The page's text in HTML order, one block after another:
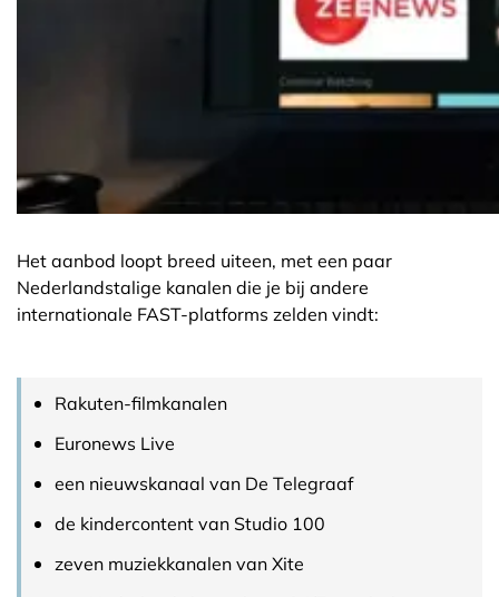
Het aanbod loopt breed uiteen, met een paar
Nederlandstalige kanalen die je bij andere
internationale FAST-platforms zelden vindt:
Rakuten-filmkanalen
Euronews Live
een nieuwskanaal van De Telegraaf
de kindercontent van Studio 100
zeven muziekkanalen van Xite